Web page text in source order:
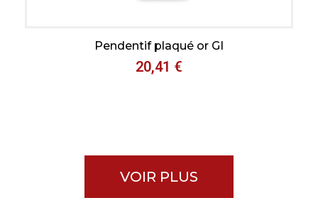
Aperçu rapide
Pendentif plaqué or GI
20,41 €
VOIR PLUS